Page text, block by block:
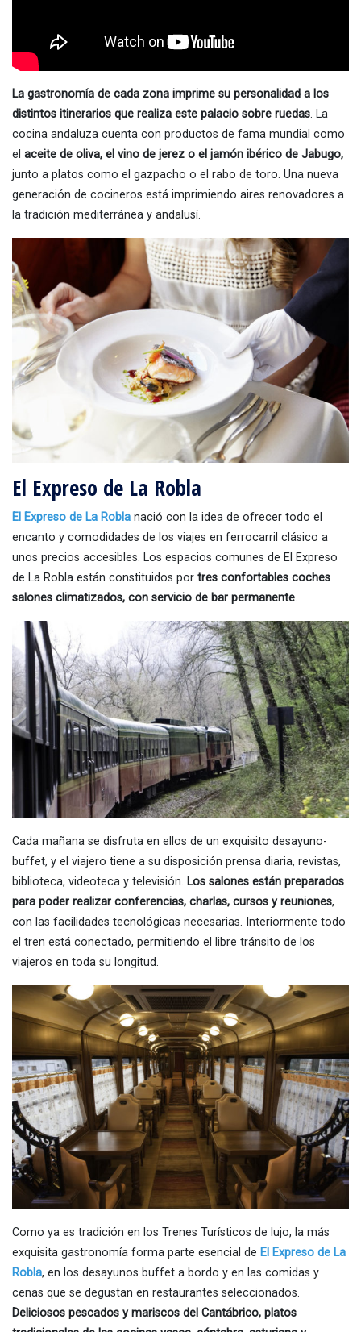
La gastronomía de cada zona imprime su personalidad a los
distintos itinerarios que realiza este palacio sobre ruedas. La
cocina andaluza cuenta con productos de fama mundial como
el aceite de oliva, el vino de jerez o el jamón ibérico de Jabugo,
junto a platos como el gazpacho o el rabo de toro. Una nueva
generación de cocineros está imprimiendo aires renovadores a
la tradición mediterránea y andalusí.
El Expreso de La Robla
El Expreso de La Robla nació con la idea de ofrecer todo el
encanto y comodidades de los viajes en ferrocarril clásico a
unos precios accesibles. Los espacios comunes de El Expreso
de La Robla están constituidos por tres confortables coches
salones climatizados, con servicio de bar permanente.
Cada mañana se disfruta en ellos de un exquisito desayuno-
buffet, y el viajero tiene a su disposición prensa diaria, revistas,
biblioteca, videoteca y televisión. Los salones están preparados
para poder realizar conferencias, charlas, cursos y reuniones,
con las facilidades tecnológicas necesarias. Interiormente todo
el tren está conectado, permitiendo el libre tránsito de los
viajeros en toda su longitud.
Como ya es tradición en los Trenes Turísticos de lujo, la más
exquisita gastronomía forma parte esencial de El Expreso de La
Robla, en los desayunos buffet a bordo y en las comidas y
cenas que se degustan en restaurantes seleccionados.
Deliciosos pescados y mariscos del Cantábrico, platos